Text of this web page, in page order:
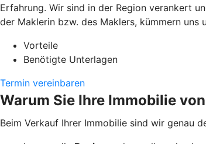
Erfahrung. Wir sind in der Region verankert
der Maklerin bzw. des Maklers, kümmern uns
Vorteile
Benötigte Unterlagen
Termin vereinbaren
Warum Sie Ihre Immobilie
Beim Verkauf Ihrer Immobilie sind wir genau